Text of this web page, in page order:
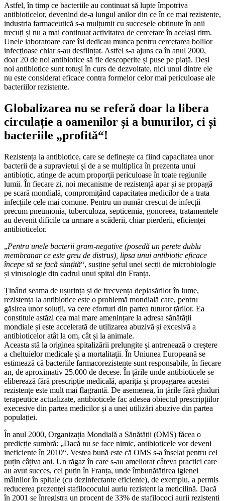
Astfel, în timp ce bacteriile au continuat să lupte împotriva
antibioticelor, devenind de-a lungul anilor din ce în ce mai rezistente,
industria farmaceutică s-a mulțumit cu succesele obținute în anii
trecuți și nu a mai continuat activitatea de cercetare în același ritm.
Unele laboratoare care își dedicau munca pentru cercetarea bolilor
infecțioase chiar s-au desființat. Astfel s-a ajuns ca în anul 2000,
doar 20 de noi antibiotice să fie descoperite și puse pe piață. Deși
noi antibiotice sunt totuși în curs de dezvoltate, nici unul dintre ele
nu este considerat eficace contra formelor celor mai periculoase ale
bacteriilor rezistente.
Globalizarea nu se referă doar la libera
circulație a oamenilor și a bunurilor, ci și
bacteriile „profită“!
Rezistența la antibiotice, care se definește ca fiind capacitatea unor
bacterii de a supravietui și de a se multiplica în prezenta unui
antibiotic, atinge de acum proporții periculoase în toate regiunile
lumii. În fiecare zi, noi mecanisme de rezistență apar și se propagă
pe scară mondială, compromițând capacitatea medicilor de a trata
infecțiile cele mai comune. Pentru un număr crescut de infecții
precum pneumonia, tuberculoza, septicemia, gonoreea, tratamentele
au devenit dificile ca urmare a scăderii, chiar pierderii, eficienței
antibioticelor.
„Pentru unele bacterii gram-negative (posedă un perete dublu
membranar ce este greu de distrus), lipsa unui antibiotic eficace
începe să se facă simțită“, susține șeful unei secții de microbiologie
și virusologie din cadrul unui spital din Franța.
Ținând seama de ușurința și de frecvența deplasărilor în lume,
rezistența la antibiotice este o problemă mondială care, pentru
găsirea unor soluții, va cere eforturi din partea tuturor țărilor. Ea
constituie astăzi cea mai mare amenințare la adresa sănătății
mondiale și este accelerată de utilizarea abuzivă și excesivă a
antibioticelor atât la om, cât și la animale.
Aceasta stă la originea spitalizării prelungite și antrenează o creștere
a cheltuielor medicale și a mortalitații. În Uniunea Europeană se
estimează că bacteriile farmacorezistente sunt responsabile, în fiecare
an, de aproximativ 25.000 de decese. În țările unde antibioticele se
eliberează fără prescripție medicală, apariția și propagarea acestei
rezistențe este mult mai flagrantă. De asemenea, în țările fără ghiduri
terapeutice actualizate, antibioticele fac adesea obiectul prescripțiilor
execesive din partea medicilor și a unei utilizări abuzive din partea
populației.
În anul 2000, Organizația Mondială a Sănătății (OMS) făcea o
predicție sumbră: „Dacă nu se face nimic, antibioticele vor deveni
ineficiente în 2010“. Vestea bună este că OMS s-a înșelat pentru cel
puțin câțiva ani. Un răgaz în care s-au ameliorat câteva practici care
au avut succes, cel puțin în Franța, unde îmbunătățirea igienei
mâinilor în spitale (cu dezinfectante eficiente), de exemplu, a permis
reducerea prezenței stafilococului auriu rezistent la meticilină. Dacă
în 2001 se înregistra un procent de 33% de stafilococi aurii rezistenți